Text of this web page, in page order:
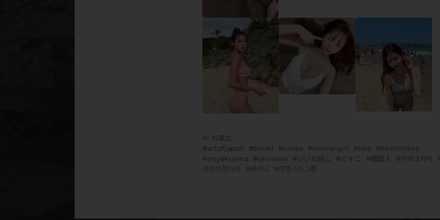
In IG美女
artofjapan
bikini korea koreangirl like
likeforlikes
miyakojima
okinawa いいね返し ビキニ 韓国人
미야코지마
코지마렌터카
비키니 여행스타그램